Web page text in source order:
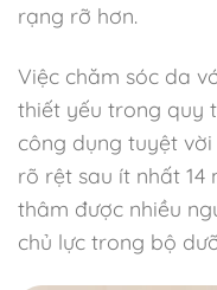
rạng rỡ hơn.
Việc chăm sóc da
thiết yếu trong quy
công dụng tuyệt
rõ rệt sau ít nhất 14
thâm được nhiều
chủ lực trong bộ